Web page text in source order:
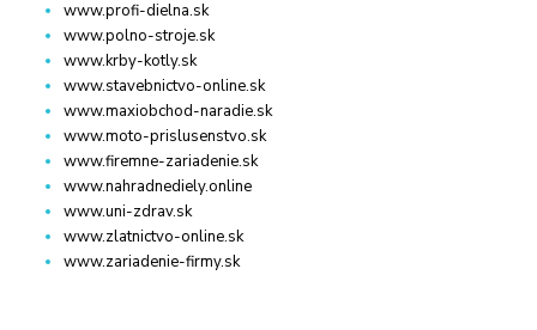
www.profi-dielna.sk
www.polno-stroje.sk
www.krby-kotly.sk
www.stavebnictvo-online.sk
www.maxiobchod-naradie.sk
www.moto-prislusenstvo.sk
www.firemne-zariadenie.sk
www.nahradnediely.online
www.uni-zdrav.sk
www.zlatnictvo-online.sk
www.zariadenie-firmy.sk